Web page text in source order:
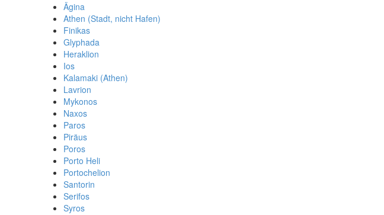
Ägina
Athen (Stadt, nicht Hafen)
Finikas
Glyphada
Heraklion
Ios
Kalamaki (Athen)
Lavrion
Mykonos
Naxos
Paros
Piräus
Poros
Porto Heli
Portochelion
Santorin
Serifos
Syros